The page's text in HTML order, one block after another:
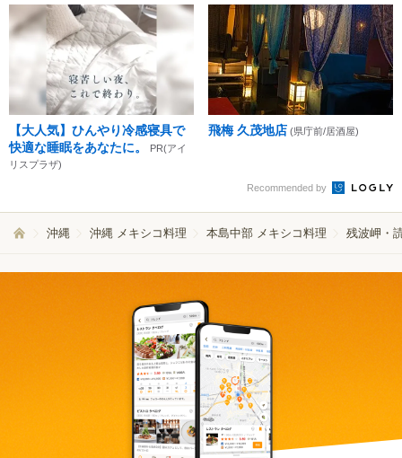
【大人気】ひんやり冷感寝具で
快適な睡眠をあなたに。
PR(アイ
リスプラザ)
飛梅 久茂地店 (県庁前/居酒屋)
Recommended by
沖縄 沖縄 メキシコ料理 本島中部 メキシコ料理 残波岬・